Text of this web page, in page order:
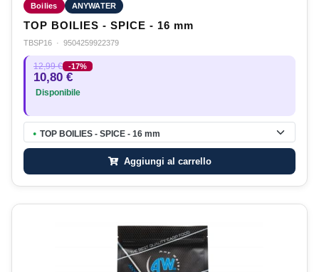
Boilies ANYWATER
TOP BOILIES - SPICE - 16 mm
TBSP16 · 9504259922379
12,99 € -17%
10,80 €
Disponibile
● TOP BOILIES - SPICE - 16 mm
Aggiungi al carrello